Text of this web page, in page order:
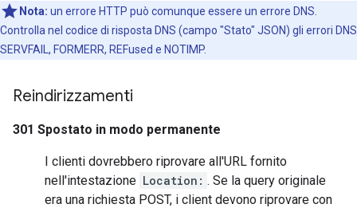
Nota: un errore HTTP può comunque essere un errore DNS.
Controlla nel codice di risposta DNS (campo "Stato" JSON) gli errori DNS
SERVFAIL, FORMERR, REFused e NOTIMP.
Reindirizzamenti
301 Spostato in modo permanente
I clienti dovrebbero riprovare all'URL fornito
nell'intestazione Location: . Se la query originale
era una richiesta POST, i client devono riprovare con